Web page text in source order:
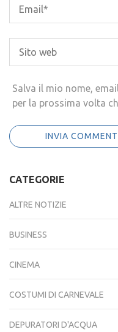
Salva il mio nome,
per la prossima volta
CATEGORIE
ALTRE NOTIZIE
BUSINESS
CINEMA
COSTUMI DI CARNEVALE
DEPURATORI D'ACQUA